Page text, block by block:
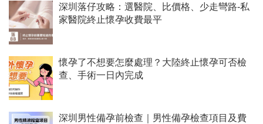
深圳落仔攻略：選醫院、比價格、少走彎路-私
家醫院終止懷孕收費最平
懷孕了不想要怎麼處理？大陸終止懷孕可否檢
查、手術一日內完成
深圳男性備孕前檢查｜男性備孕檢查項目及費